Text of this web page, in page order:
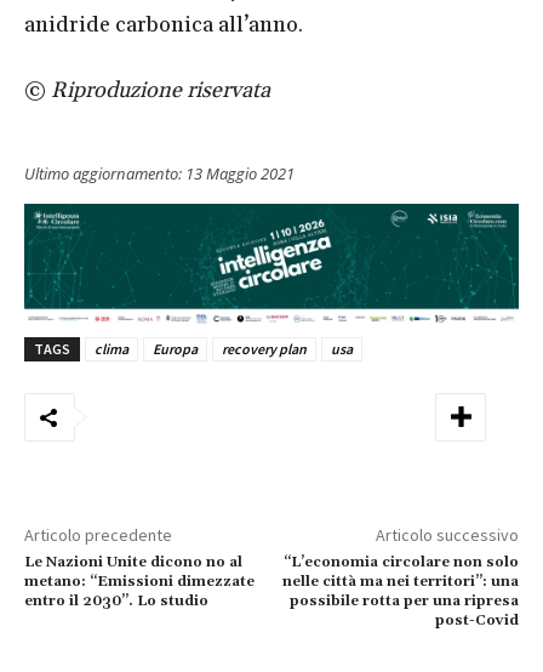
anidride carbonica all’anno.
© Riproduzione riservata
Ultimo aggiornamento: 13 Maggio 2021
TAGS clima Europa recovery plan usa
Articolo precedente
Le Nazioni Unite dicono no al
metano: “Emissioni dimezzate
entro il 2030”. Lo studio
Articolo successivo
“L’economia circolare non solo
nelle città ma nei territori”: una
possibile rotta per una ripresa
post-Covid